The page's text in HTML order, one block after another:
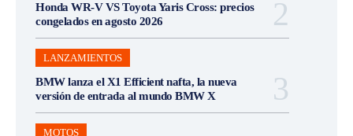
Honda WR-V VS Toyota Yaris Cross: precios
congelados en agosto 2026
LANZAMIENTOS
BMW lanza el X1 Efficient nafta, la nueva
versión de entrada al mundo BMW X
MOTOS